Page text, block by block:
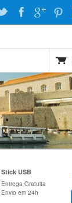
Stick USB
Entrega Gratuita
Envio em 24h